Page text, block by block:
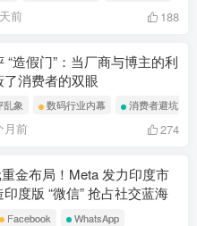
前 188
“造假门”：当厂商与博主的利
消费者的双眼
乱象 数码行业内幕 消费者避坑
月前 274
金布局！Meta 发力印度市
度版 “微信” 抢占社交蓝海
Facebook WhatsApp